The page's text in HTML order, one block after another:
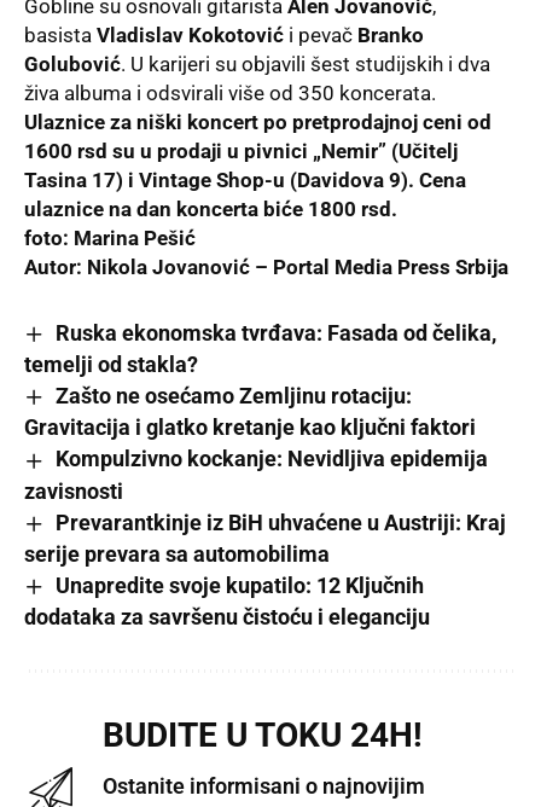
Gobline su osnovali gitarista Alen Jovanović,
basista Vladislav Kokotović i pevač Branko
Golubović. U karijeri su objavili šest studijskih i dva
živa albuma i odsvirali više od 350 koncerata.
Ulaznice za niški koncert po pretprodajnoj ceni od
1600 rsd su u prodaji u pivnici „Nemir” (Učitelj
Tasina 17) i Vintage Shop-u (Davidova 9). Cena
ulaznice na dan koncerta biće 1800 rsd.
foto: Marina Pešić
Autor: Nikola Jovanović – Portal Media Press Srbija
Ruska ekonomska tvrđava: Fasada od čelika,
temelji od stakla?
Zašto ne osećamo Zemljinu rotaciju:
Gravitacija i glatko kretanje kao ključni faktori
Kompulzivno kockanje: Nevidljiva epidemija
zavisnosti
Prevarantkinje iz BiH uhvaćene u Austriji: Kraj
serije prevara sa automobilima
Unapredite svoje kupatilo: 12 Ključnih
dodataka za savršenu čistoću i eleganciju
BUDITE U TOKU 24H!
Ostanite informisani o najnovijim